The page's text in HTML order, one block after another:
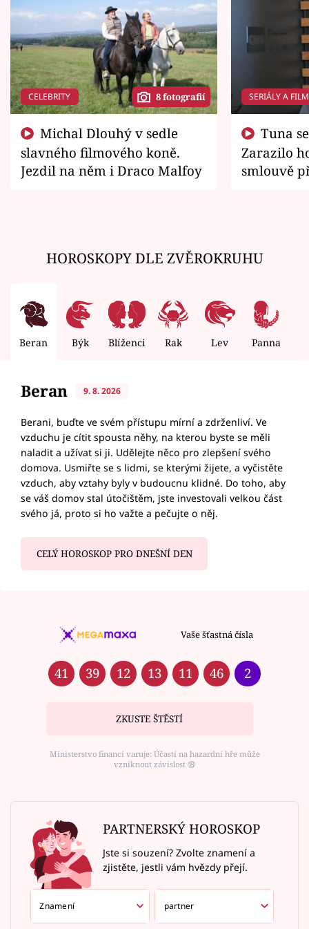
CELEBRITY 8 fotografií
slavného filmového koně.
Jezdil na něm i Draco Malfoy
SERIÁLY A
Zarazilo
smlouvě
HOROSKOPY DLE ZVĚROKRUHU
Beran Býk Blíženci Rak Lev Panna
Beran 9. 8. 2026
Berani, buďte ve svém přístupu mírní a zdrženliví. Ve
vzduchu je cítit spousta něhy, na kterou byste se měli
naladit a užívat si ji. Udělejte něco pro zlepšení svého
domova. Usmiřte se s lidmi, se kterými žijete, a vyčistěte
vzduch, aby vztahy byly v budoucnu klidné. Do toho, aby
se váš domov stal útočištěm, jste investovali velkou část
svého já, proto si ho važte a pečujte o něj.
CELÝ HOROSKOP PRO DNEŠNÍ DEN
Vaše šťastná čísla
41 39 12 13 11 46 2
ZKUSTE ŠTĚSTÍ
Ministerstvo financí varuje: Účastí na hazardní hře může
vzniknout závislost ⑱
PARTNERSKÝ HOROSKOP
Jste si souzení? Zvolte znamení a
zjistěte, jestli vám hvězdy přejí.